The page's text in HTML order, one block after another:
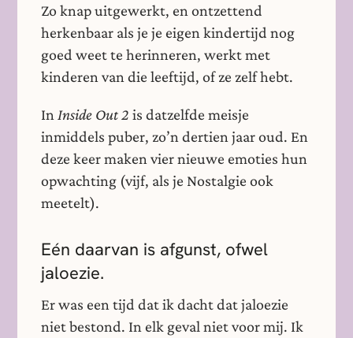
Zo knap uitgewerkt, en ontzettend
herkenbaar als je je eigen kindertijd nog
goed weet te herinneren, werkt met
kinderen van die leeftijd, of ze zelf hebt.
In Inside Out 2 is datzelfde meisje
inmiddels puber, zo’n dertien jaar oud. En
deze keer maken vier nieuwe emoties hun
opwachting (vijf, als je Nostalgie ook
meetelt).
Eén daarvan is afgunst, ofwel
jaloezie.
Er was een tijd dat ik dacht dat jaloezie
niet bestond. In elk geval niet voor mij. Ik